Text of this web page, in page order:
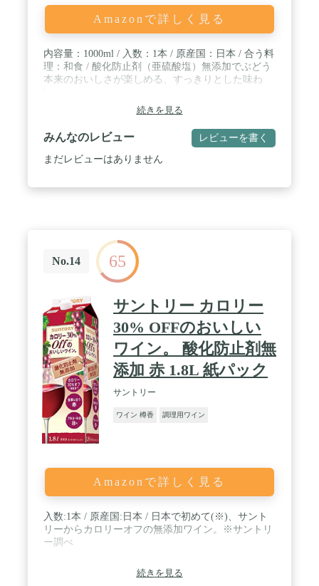
Amazonで詳しく見る
内容量：1000ml / 入数：1本 / 原産国：日本 / 合う料
理：和食 / 酸化防止剤（亜硫酸塩）無添加でぶどう
本来のおいしさが楽しめる、すっきりとした味わ
続きを見る
みんなのレビュー レビューを書く
まだレビューはありません
No.14 65
サントリー カロリー
30% OFFのおいしい
ワイン。 酸化防止剤無
添加 赤 1.8L 紙パック
サントリー
ワイン 樽香 調理用ワイン
Amazonで詳しく見る
入数:1本 / 原産国:日本 / 日本で初めて(※)、サント
リーからカロリーオフの無添加ワイン。※サントリ
ー調べ
続きを見る